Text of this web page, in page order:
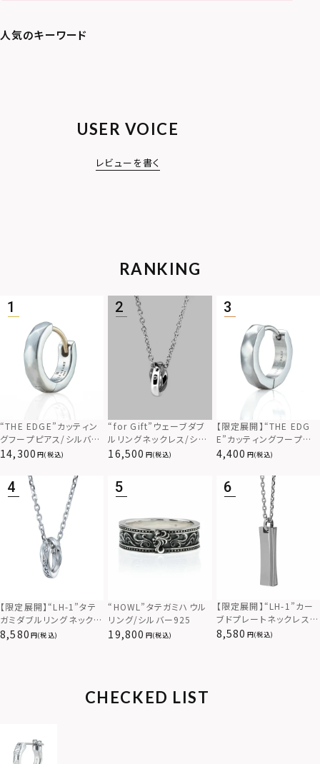
USER VOICE
レビューを書く
RANKING
“THE EDGE”カッティン
グフープピアス/シルバー
925
14,300 (税込)
“for Gift”ウェーブダブ
ルリングネックレス/シル
バー×ブラック/シルバー
16,500 (税込)
【限定展開】“THE EDG
E”カッティングフープピ
アス/サージカルステンレ
4,400 (税込)
【限定展開】“LH-1”タテ
ガミダブルリングネックレ
ス（ツイスト/シルバー）/
8,580 (税込)
“HOWL”タテガミハウル
リング/シルバー925
19,800 (税込)
【限定展開】“LH-1”カー
ブドプレートネックレス/
サージカルステンレス（金
8,580 (税込)
CHECKED LIST